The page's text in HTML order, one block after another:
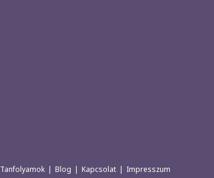
Tanfolyamok Blog Kapcsolat Impresszum